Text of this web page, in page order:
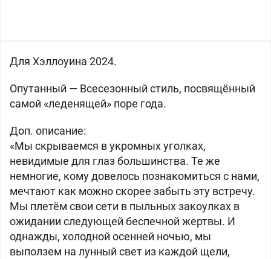
Для Хэллоуина 2024.
Опутанный — Всесезонный стиль, посвящённый
самой «леденящей» поре года.
Доп. описание:
«Мы скрываемся в укромных уголках,
невидимые для глаз большинства. Те же
немногие, кому довелось познакомиться с нами,
мечтают как можно скорее забыть эту встречу.
Мы плетём свои сети в пыльных закоулках в
ожидании следующей беспечной жертвы. И
однажды, холодной осенней ночью, мы
выползем на лунный свет из каждой щели,